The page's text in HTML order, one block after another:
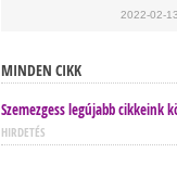
2022-02-
MINDEN CIKK
Szemezgess legújabb cikkeink
HIRDETÉS